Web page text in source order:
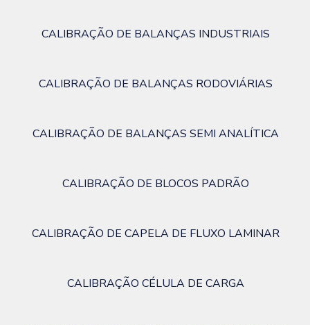
CALIBRAÇÃO DE BALANÇAS INDUSTRIAIS
CALIBRAÇÃO DE BALANÇAS RODOVIÁRIAS
CALIBRAÇÃO DE BALANÇAS SEMI ANALÍTICA
CALIBRAÇÃO DE BLOCOS PADRÃO
CALIBRAÇÃO DE CAPELA DE FLUXO LAMINAR
CALIBRAÇÃO CÉLULA DE CARGA